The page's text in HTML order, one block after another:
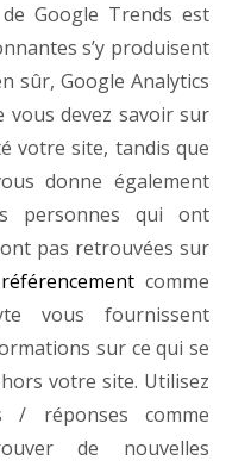
Google Trends est
s’y produisent
sûr, Google Analytics
devez savoir sur
votre site, tandis que
donne également
personnes qui ont
pas retrouvées sur
référencementcomme
vous fournissent
sur ce qui se
votre site. Utilisez
/ réponses comme
de nouvelles